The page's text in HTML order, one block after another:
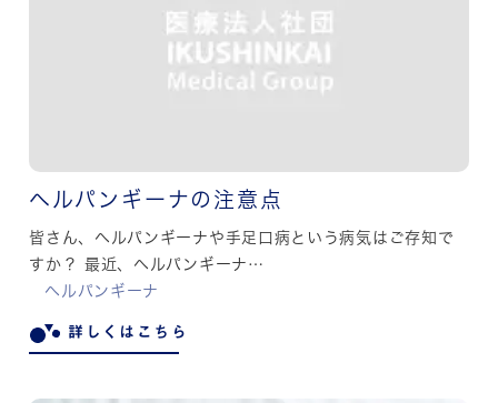
ヘルパンギーナの注意点
皆さん、ヘルパンギーナや手足口病という病気はご存知で
すか？ 最近、ヘルパンギーナ…
ヘルパンギーナ
詳しくはこちら